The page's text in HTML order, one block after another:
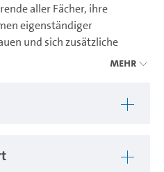
aller Fächer, ihre
eigenständiger
und sich zusätzliche
die Förderung ausgewählt
Mehr